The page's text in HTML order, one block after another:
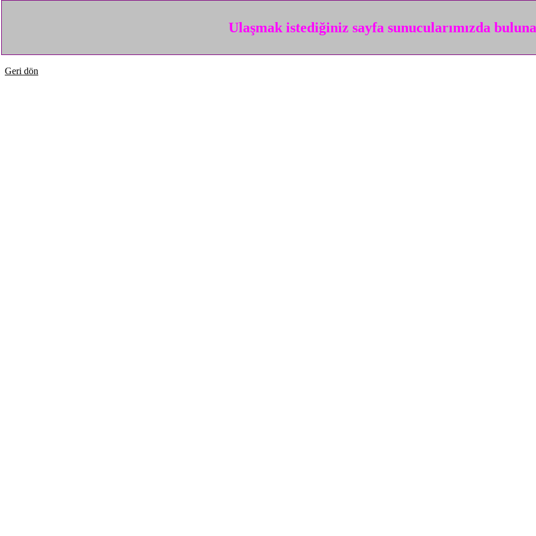
Ulaşmak istediğiniz sayfa sunucularımızda
Geri dön